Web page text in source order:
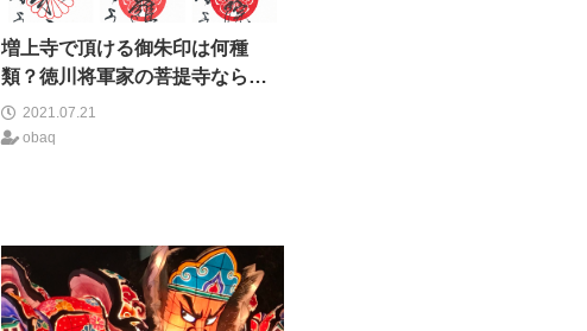
増上寺で頂ける御朱印は何種
類？徳川将軍家の菩提寺ならで
はの御朱印も！
2021.07.21
obaq